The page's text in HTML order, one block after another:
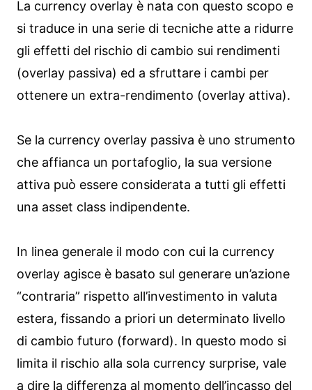
La currency overlay è nata con questo scopo e
si traduce in una serie di tecniche atte a ridurre
gli effetti del rischio di cambio sui rendimenti
(overlay passiva) ed a sfruttare i cambi per
ottenere un extra-rendimento (overlay attiva).
Se la currency overlay passiva è uno strumento
che affianca un portafoglio, la sua versione
attiva può essere considerata a tutti gli effetti
una asset class indipendente.
In linea generale il modo con cui la currency
overlay agisce è basato sul generare un’azione
“contraria” rispetto all’investimento in valuta
estera, fissando a priori un determinato livello
di cambio futuro (forward). In questo modo si
limita il rischio alla sola currency surprise, vale
a dire la differenza al momento dell’incasso del